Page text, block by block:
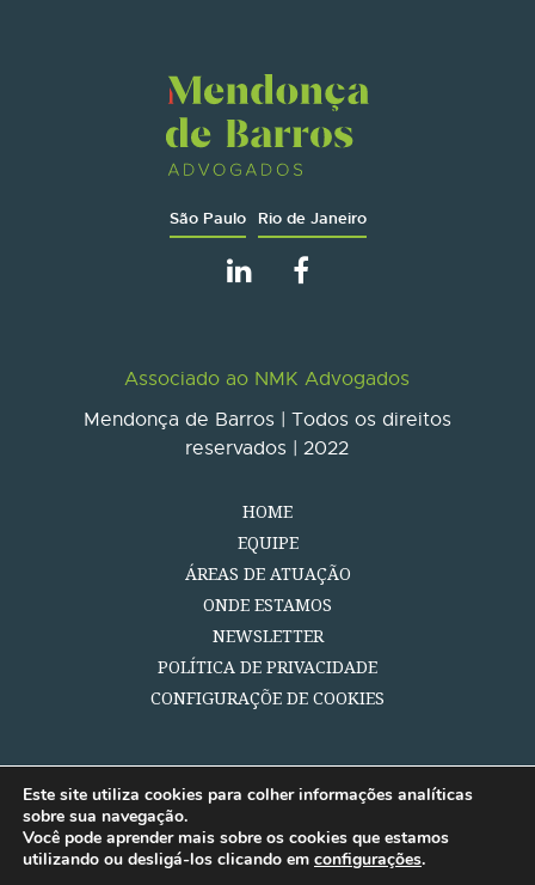
São Paulo Rio de Janeiro
Associado ao NMK Advogados
Mendonça de Barros | Todos os direitos
reservados | 2022
HOME
EQUIPE
ÁREAS DE ATUAÇÃO
ONDE ESTAMOS
NEWSLETTER
POLÍTICA DE PRIVACIDADE
CONFIGURAÇÕE DE COOKIES
Este site utiliza cookies para colher informações analíticas
sobre sua navegação.
Você pode aprender mais sobre os cookies que estamos
utilizando ou desligá-los clicando em configurações.